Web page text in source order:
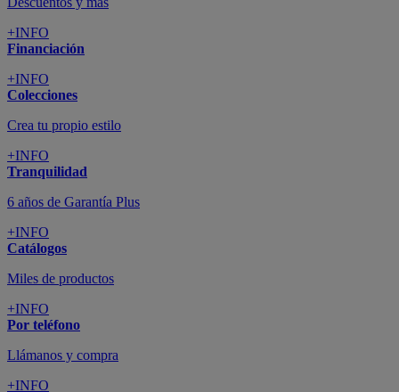
+INFO
Financiación
+INFO
Colecciones
Crea tu propio estilo
+INFO
Tranquilidad
6 años de Garantía Plus
+INFO
Catálogos
Miles de productos
+INFO
Por teléfono
Llámanos y compra
+INFO